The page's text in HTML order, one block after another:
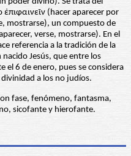
(hacer aparecer por
mostrarse), un compuesto de
verse, mostrarse). En el
referencia a la tradición de la
Jesús, que entre los
el 6 de enero, pues se considera
a los no judíos.
fase, fenómeno, fantasma,
sicofante y hierofante.